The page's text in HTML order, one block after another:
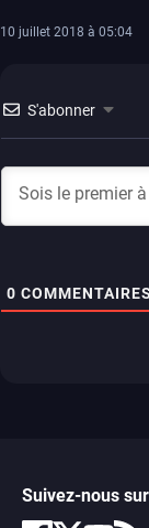
10 juillet 2018 à 05:04
S'abonner
0 COMMENTAIRES
Suivez-nous sur